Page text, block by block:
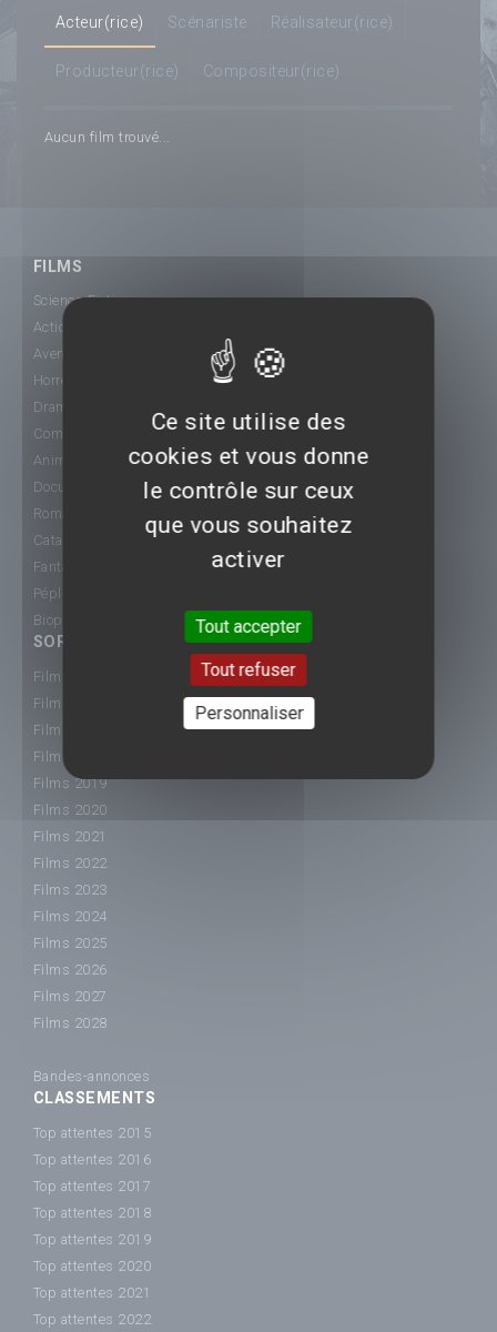
Acteur(rice) Scénariste Réalisateur(rice)
Producteur(rice) Compositeur(rice)
Aucun film trouvé...
FILMS
Science-Fiction
Action
Aventure
Horreur
Drame
Comédie
Animation
Documentaire
Romance
Catastrophe
Fantastique
Péplum
Biopic
SORTIE CINÉ
Films 2015
Films 2016
Films 2017
Films 2018
Films 2019
Films 2020
Films 2021
Films 2022
Films 2023
Films 2024
Films 2025
Films 2026
Films 2027
Films 2028
Bandes-annonces
CLASSEMENTS
Top attentes 2015
Top attentes 2016
Top attentes 2017
Top attentes 2018
Top attentes 2019
Top attentes 2020
Top attentes 2021
Top attentes 2022
Ce site utilise des
cookies et vous donne
le contrôle sur ceux
que vous souhaitez
activer
Tout accepter
Tout refuser
Personnaliser